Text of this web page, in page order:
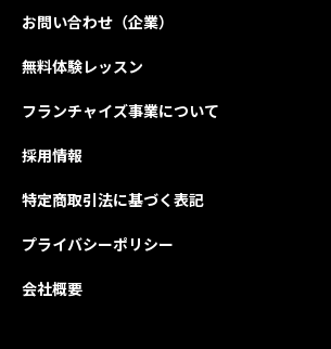
お問い合わせ（企業）
無料体験レッスン
フランチャイズ事業について
採用情報
特定商取引法に基づく表記
プライバシーポリシー
会社概要